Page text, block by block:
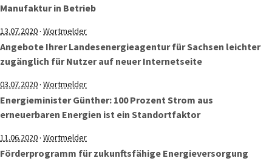
Manufaktur in Betrieb
13.07.2020· Wortmelder
Angebote Ihrer Landesenergieagentur für Sachsen leichter
zugänglich für Nutzer auf neuer Internetseite
03.07.2020· Wortmelder
Energieminister Günther: 100 Prozent Strom aus
erneuerbaren Energien ist ein Standortfaktor
11.06.2020· Wortmelder
Förderprogramm für zukunftsfähige Energieversorgung